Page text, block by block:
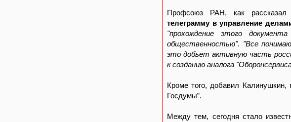
Профсоюз РАН, как рассказал
телеграмму в управление
"прохождение этого
общественностью". "Все
это добьет активную часть
к созданию аналога
Кроме того, добавил
Госдумы”.
Между тем, сегодня стало